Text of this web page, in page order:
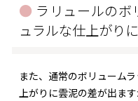
ラリュールのボ
ュラルな仕上がり
また、通常のボリューム
上がりに雲泥の差が出ます